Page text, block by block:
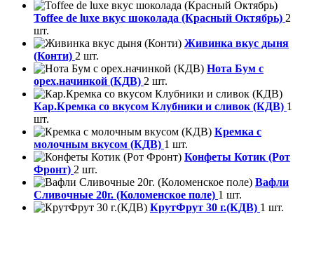
Toffee de luxe вкус шоколада (Красный Октябрь) 2
шт.
Живинка вкус дыня
(Конти) 2 шт.
Нота Бум с
орех.начинкой (КДВ) 2 шт.
Кар.Кремка со вкусом Клубники и сливок (КДВ) 1
шт.
Кремка с
молочным вкусом (КДВ) 1 шт.
Конфеты Котик (Рот
Фронт) 2 шт.
Вафли
Сливочные 20г. (Коломенское поле) 1 шт.
КрутФрут 30 г.(КДВ) 1 шт.